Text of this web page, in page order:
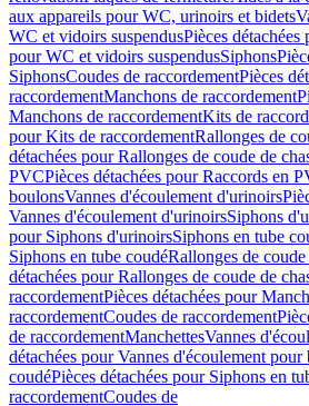
aux appareils pour WC, urinoirs et bidets
WC et vidoirs suspendusPièces
pour WC et vidoirs suspendusSiphons
SiphonsCoudes de raccordementPièces
raccordementManchons de raccordement
Manchons de raccordementKits de
pour Kits de raccordementRallonges de
détachées pour Rallonges de coude de
PVCPièces détachées pour Raccords en
boulonsVannes d'écoulement d'urinoirs
Vannes d'écoulement d'urinoirsSiphons
pour Siphons d'urinoirsSiphons en tube
Siphons en tube coudéRallonges de coude
détachées pour Rallonges de coude de
raccordementPièces détachées pour
raccordementCoudes de raccordement
de raccordementManchettesVannes
détachées pour Vannes d'écoulement pour
coudéPièces détachées pour Siphons en
raccordementCoudes de